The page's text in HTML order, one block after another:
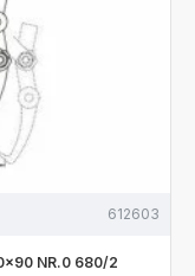
612603
NR.0 680/2